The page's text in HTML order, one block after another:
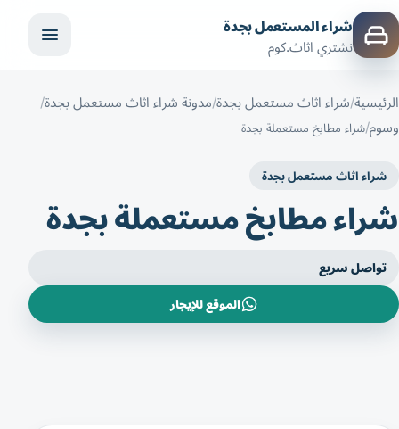
شراء المستعمل بجدة
نشتري اثاث.كوم
الرئيسية شراء اثاث مستعمل بجدة مدونة شراء اثاث مستعمل بجدة
وسوم شراء مطابخ مستعملة بجدة
شراء اثاث مستعمل بجدة
شراء مطابخ مستعملة بجدة
تواصل سريع
الموقع للإيجار